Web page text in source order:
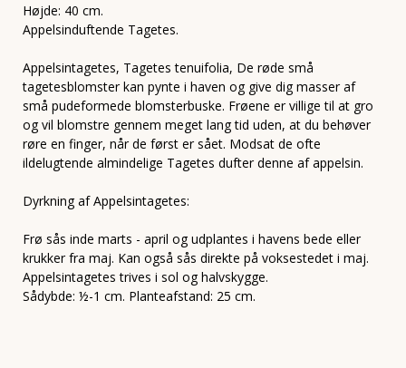
Højde: 40 cm.
Appelsinduftende Tagetes.
Appelsintagetes, Tagetes tenuifolia, De røde små
tagetesblomster kan pynte i haven og give dig masser af
små pudeformede blomsterbuske. Frøene er villige til at gro
og vil blomstre gennem meget lang tid uden, at du behøver
røre en finger, når de først er sået. Modsat de ofte
ildelugtende almindelige Tagetes dufter denne af appelsin.
Dyrkning af Appelsintagetes:
Frø sås inde marts - april og udplantes i havens bede eller
krukker fra maj. Kan også sås direkte på voksestedet i maj.
Appelsintagetes trives i sol og halvskygge.
Sådybde: ½-1 cm. Planteafstand: 25 cm.